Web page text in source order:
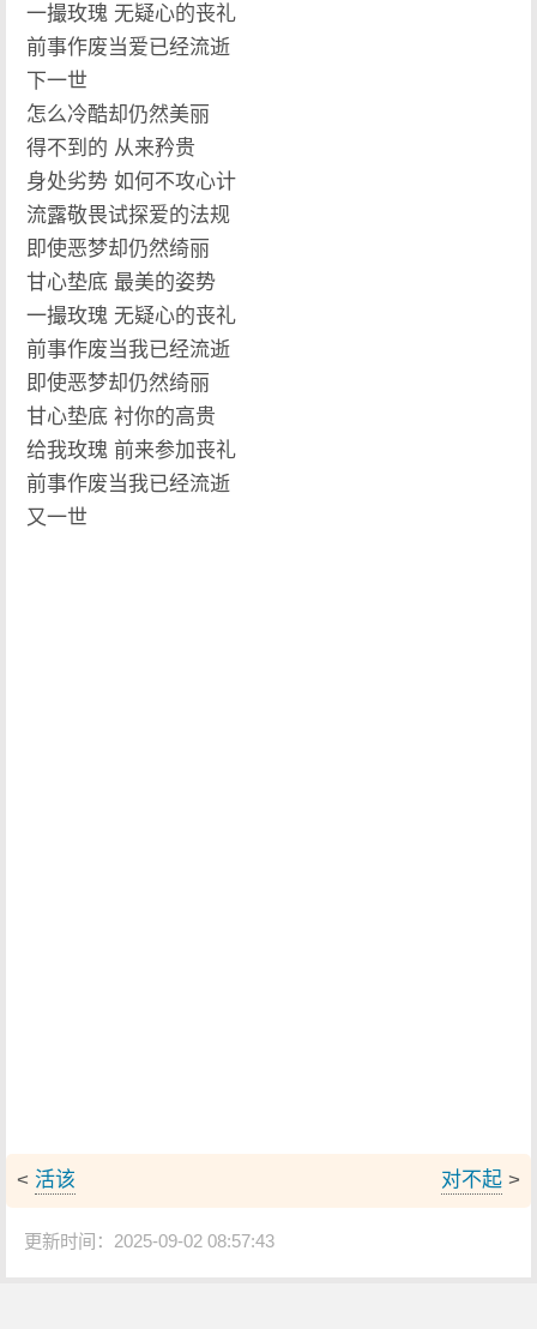
一撮玫瑰 无疑心的丧礼
前事作废当爱已经流逝
下一世
怎么冷酷却仍然美丽
得不到的 从来矜贵
身处劣势 如何不攻心计
流露敬畏试探爱的法规
即使恶梦却仍然绮丽
甘心垫底 最美的姿势
一撮玫瑰 无疑心的丧礼
前事作废当我已经流逝
即使恶梦却仍然绮丽
甘心垫底 衬你的高贵
给我玫瑰 前来参加丧礼
前事作废当我已经流逝
又一世
< 活该 对不起 >
更新时间：2025-09-02 08:57:43